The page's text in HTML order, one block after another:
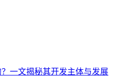
一文揭秘其开发主体与发展